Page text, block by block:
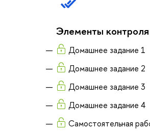
Элементы контроля
Домашнее задание 1
Домашнее задание 2
Домашнее задание 3
Домашнее задание 4
Самостоятельная